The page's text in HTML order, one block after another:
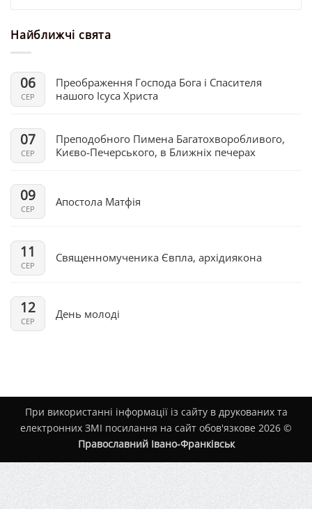
Найближчі свята
06
СЕР
Преображення Господа Бога і Спасителя
нашого Ісуса Христа
07
СЕР
Преподобного Пимена Багатохворобливого,
Києво-Печерського, в Ближніх печерах
09
СЕР
Апостола Матфія
11
СЕР
Священномученика Євпла, архідиякона
12
СЕР
День молоді
При використанні інформації із сайту в друкованих та
електронних ЗМІ посилання на сайт обов'язкове 2026 ©
Православний Івано-Франківськ